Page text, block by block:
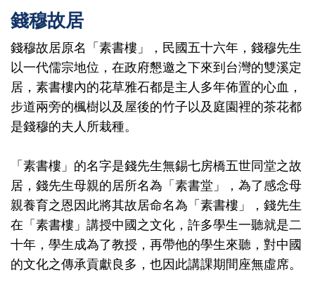
錢穆故居
錢穆故居原名「素書樓」，民國五十六年，錢穆先生
以一代儒宗地位，在政府懇邀之下來到台灣的雙溪定
居，素書樓內的花草雅石都是主人多年佈置的心血，
步道兩旁的楓樹以及屋後的竹子以及庭園裡的茶花都
是錢穆的夫人所栽種。
「素書樓」的名字是錢先生無錫七房橋五世同堂之故
居，錢先生母親的居所名為「素書堂」，為了感念母
親養育之恩因此將其故居命名為「素書樓」，錢先生
在「素書樓」講授中國之文化，許多學生一聽就是二
十年，學生成為了教授，再帶他的學生來聽，對中國
的文化之傳承貢獻良多，也因此講課期間座無虛席。